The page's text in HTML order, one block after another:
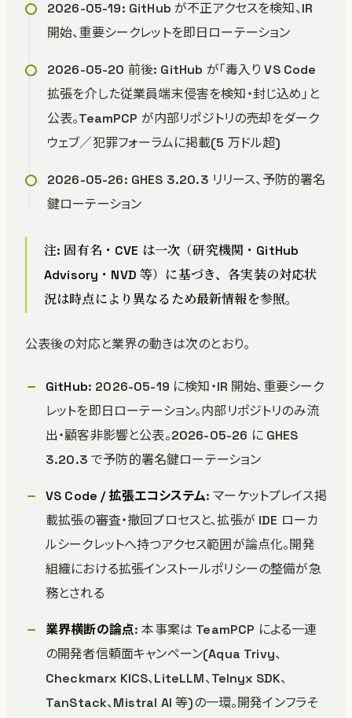
2026-05-19: GitHub が不正アクセスを検知、IR
開始、重要シークレットを即日ローテーション
2026-05-20 前後: GitHub が「毒入り VS Code
拡張を介した従業員端末侵害を検知・封じ込め」と
公表。TeamPCP が内部リポジトリの売却をダーク
ウェブ／犯罪フォーラムに掲載(5 万ドル超)
2026-05-26: GHES 3.20.3 リリース、予防的署名
鍵ローテーション
注: 固有名・CVE は一次（研究機関・GitHub
Advisory・NVD 等）に基づき、各実装の対応状
況は時点により異なるため最新情報を参照。
公表後の対応と業界の動きは次のとおり。
GitHub: 2026-05-19 に検知・IR 開始、重要シーク
レットを即日ローテーション。内部リポジトリのみ流
出・顧客非影響と公表。2026-05-26 に GHES
3.20.3 で予防的署名鍵ローテーション
VS Code / 拡張エコシステム: マーケットプレイス掲
載拡張の審査・撤回プロセスと、拡張が IDE ローカ
ルシークレットへ持つアクセス範囲が論点化。開発
組織における拡張インストールポリシーの整備が急
務とされる
業界横断の論点: 本事案は TeamPCP による一連
の開発者信頼面キャンペーン(Aqua Trivy、
Checkmarx KICS、LiteLLM、Telnyx SDK、
TanStack、Mistral AI 等)の一環。開発インフラそ